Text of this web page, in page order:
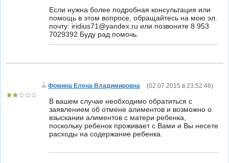
Если нужна более подробная консультация или
помощь в этом вопросе, обращайтесь на мою эл.
почту: iridius71@yandex.ru или позвоните 8 953
7029392 Буду рад помочь.
Фомина Елена Владимировна (02.07.2015 в 23:52:46)
В вашем случае необходимо обратиться с
заявлением об отмене алиментов и возможно о
взыскании алиментов с матери ребенка,
поскольку ребенок проживает с Вами и Вы несете
расходы на содержание ребенка.